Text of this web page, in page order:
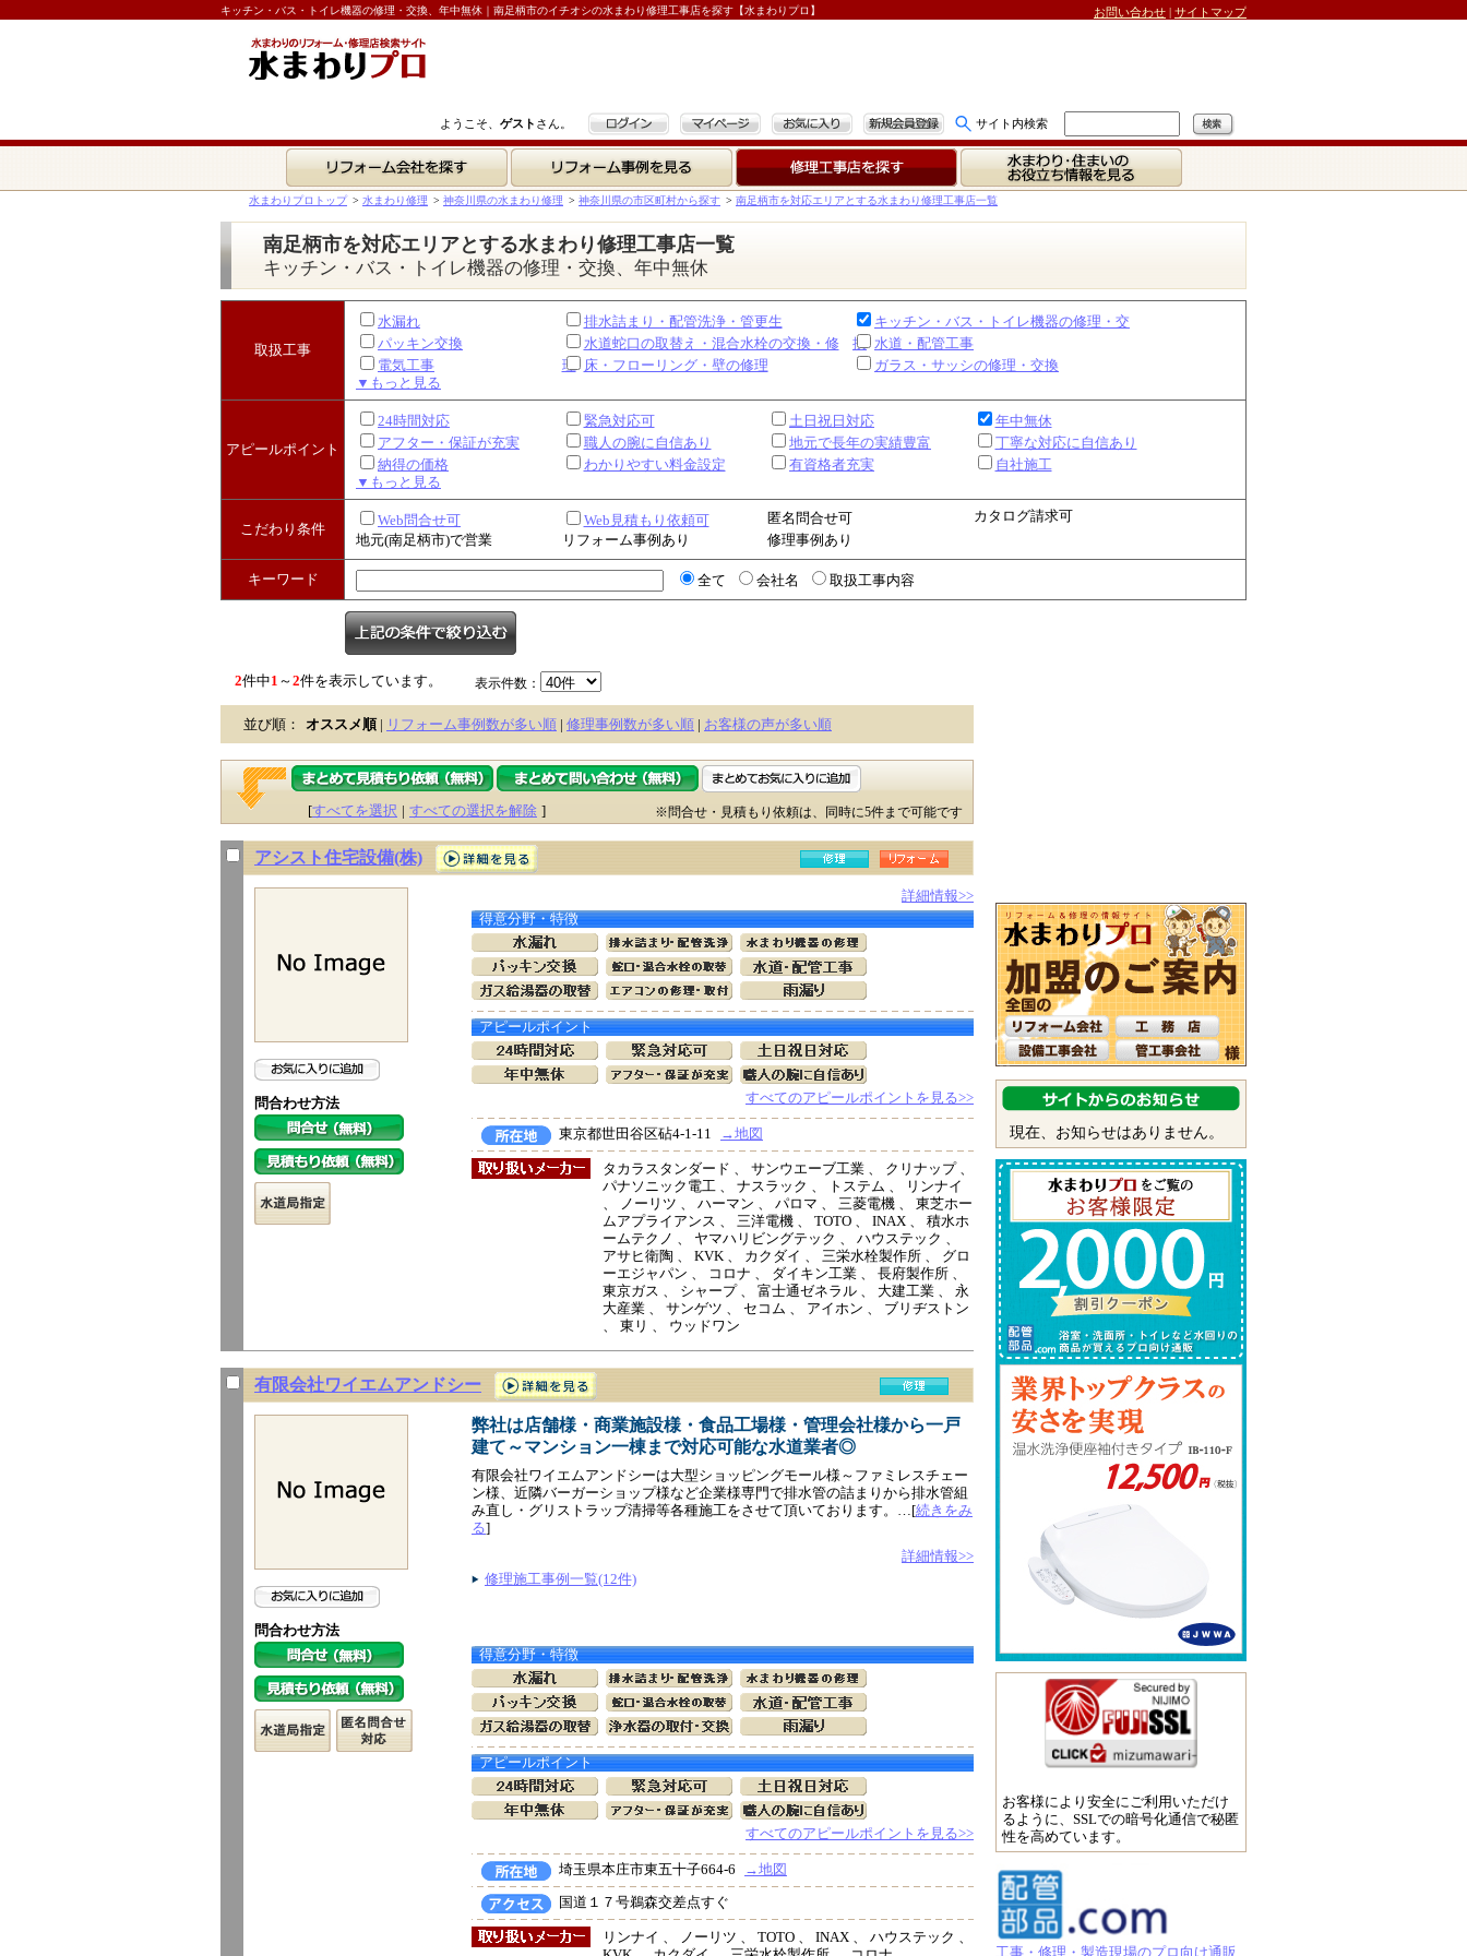
キッチン・バス・トイレ機器の修理・交換、年中無休｜南足柄市のイチオシの水まわり修理工事店を探す【水まわりプロ】 お問い合わせ | サイトマップ
ようこそ、 ゲスト さん。 ログイン マイページ お気に入り 新規会員登録 サイト内検索
リフォーム会社を探す リフォーム事例を見る
水まわり・住まいの
お役立ち情報を見る
水まわりプロトップ > 水まわり修理 > 神奈川県の水まわり修理 > 神奈川県の市区町村から探す > 南足柄市を対応エリアとする水まわり修理工事店一覧
南足柄市を対応エリアとする水まわり修理工事店一覧
キッチン・バス・トイレ機器の修理・交換、年中無休
取扱工事
水漏れ 排水詰まり・配管洗浄・管更生
キッチン・バス・トイレ機器の修理・交
換
パッキン交換
水道蛇口の取替え・混合水栓の交換・修
理
水道・配管工事
電気工事
床・フローリング・壁の修理
ガラス・サッシの修理・交換
▼もっと見る
アピールポイント
24時間対応 緊急対応可 土日祝日対応
年中無休
アフター・保証が充実
職人の腕に自信あり 地元で長年の実績豊富
丁寧な対応に自信あり
納得の価格
わかりやすい料金設定 有資格者充実
自社施工
▼もっと見る
こだわり条件
Web問合せ可 Web見積もり依頼可 匿名問合せ可
カタログ請求可
地元(南足柄市)で営業
リフォーム事例あり 修理事例あり
キーワード 全て 会社名 取扱工事内容
2件中1 ～2件を表示しています。 表示件数：
並び順： オススメ順 | リフォーム事例数が多い順 | 修理事例数が多い順 | お客様の声が多い順
[すべてを選択 | すべての選択を解除 ] ※問合せ・見積もり依頼は、同時に5件まで可能です
アシスト住宅設備(株)
問合わせ方法
詳細情報>>
得意分野・特徴
アピールポイント
すべてのアピールポイントを見る>>
東京都世田谷区砧4-1-11 →地図
タカラスタンダード 、 サンウエーブ工業 、 クリナップ 、
パナソニック電工 、 ナスラック 、 トステム 、 リンナイ
、 ノーリツ 、 ハーマン 、 パロマ 、 三菱電機 、 東芝ホー
ムアプライアンス 、 三洋電機 、 TOTO 、 INAX 、 積水ホ
ームテクノ 、 ヤマハリビングテック 、 ハウステック 、
アサヒ衛陶 、 KVK 、 カクダイ 、 三栄水栓製作所 、 グロ
ーエジャパン 、 コロナ 、 ダイキン工業 、 長府製作所 、
東京ガス 、 シャープ 、 富士通ゼネラル 、 大建工業 、 永
大産業 、 サンゲツ 、 セコム 、 アイホン 、 ブリヂストン
、 東リ 、 ウッドワン
有限会社ワイエムアンドシー
問合わせ方法
弊社は店舗様・商業施設様・食品工場様・管理会社様から一戸
建て～マンション一棟まで対応可能な水道業者◎
有限会社ワイエムアンドシーは大型ショッピングモール様～ファミレスチェー
ン様、近隣バーガーショップ様など企業様専門で排水管の詰まりから排水管組
み直し・グリストラップ清掃等各種施工をさせて頂いております。…[続きをみ
る]
詳細情報>>
修理施工事例一覧(12件)
得意分野・特徴
アピールポイント
すべてのアピールポイントを見る>>
埼玉県本庄市東五十子664-6
→地図
国道１７号鵜森交差点すぐ
リンナイ 、 ノーリツ 、 TOTO 、 INAX 、 ハウステック 、
現在、お知らせはありません。
お客様により安全にご利用いただけ
るように、SSLでの暗号化通信で秘匿
性を高めています。
工事・修理・製造現場のプロ向け通販